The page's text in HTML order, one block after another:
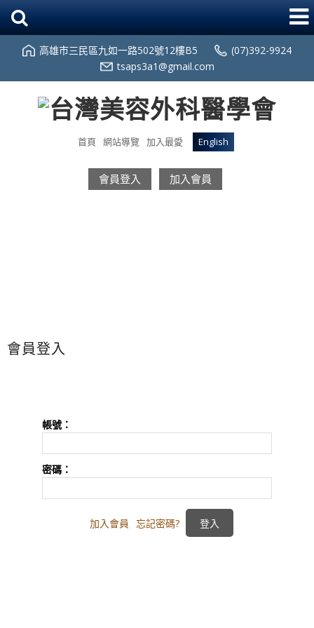
高雄市三民區九如一路502號12樓B5
(07)392-9924
tsaps3a1@gmail.com
首頁 網站導覽 加入最愛 English
會員登入 加入會員
會員登入
帳號：
密碼：
加入會員 忘記密碼?